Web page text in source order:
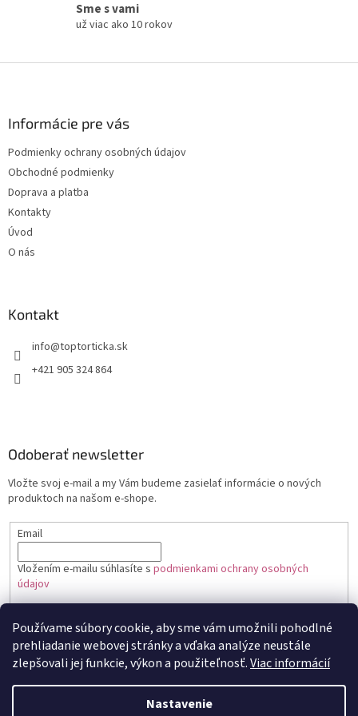
Používame súbory cookie, aby sme vám umožnili pohodlné
prehliadanie webovej stránky a vďaka analýze neustále
zlepšovali jej funkcie, výkon a použiteľnosť.Viac informácií
Nastavenie
Sme s vami
už viac ako 10 rokov
Informácie pre vás
Podmienky ochrany osobných údajov
Obchodné podmienky
Doprava a platba
Kontakty
Úvod
O nás
Kontakt
+421 905 324 864
Odoberať newsletter
Vložte svoj e-mail a my Vám budeme zasielať informácie o nových
produktoch na našom e-shope.
Email
Vložením e-mailu súhlasíte s podmienkami ochrany osobných
údajov
PRIHLÁSIŤ SA